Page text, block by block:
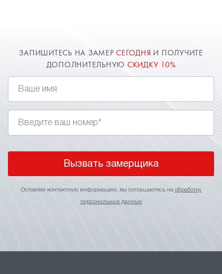
ЗАПИШИТЕСЬ НА ЗАМЕРСЕГОДНЯ И ПОЛУЧИТЕ
ДОПОЛНИТЕЛЬНУЮ СКИДКУ 10%
Вызвать замерщика
Оставляя контактную информацию, вы соглашаетесь на обработку
персональных данных